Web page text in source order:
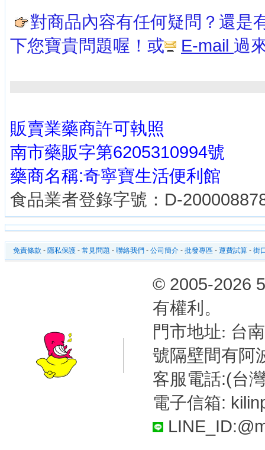
對商品內容有任何疑問？還是
下您寶貴問題喔！或 E-mail 過
販賣業藥商許可執照
南市藥販字第6205310994號
藥商名稱:奇寧寶生活便利館
食品業者登錄字號：D-
免責條款 - 隱私保護 - 常見問題 - 聯絡我們 - 公司簡介 - 批發專區 - 運費試算 - 街
© 2005-2026
有權利。
門市地址: 台
號隔壁間有阿
客服電話:(台
電子信箱: